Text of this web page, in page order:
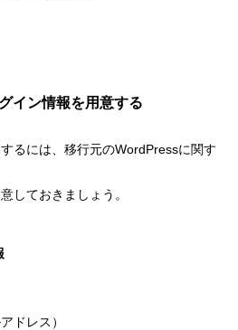
イン情報を用意する
るには、移行元のWordPressに関す
しておきましょう。
ドレス）